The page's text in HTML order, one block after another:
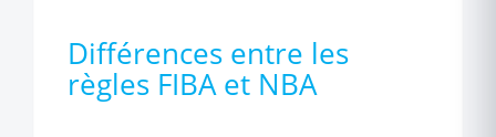
Différences entre les
règles FIBA et NBA